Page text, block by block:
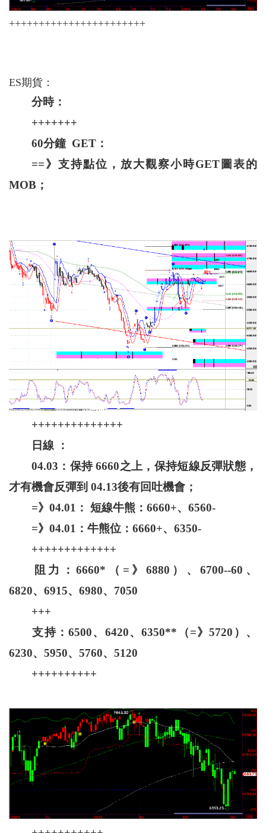
+++++++++++++++++++++++
ES期貨：
分時：
+++++++
60分鐘 GET：
==》支持點位，放大觀察小時GET圖表的
MOB；
++++++++++++++
日線 ：
04.03：保持 6660之上，保持短線反彈狀態，
才有機會反彈到 04.13後有回吐機會；
=》04.01： 短線牛熊：6660+、6560-
=》04.01：牛熊位：6660+、6350-
+++++++++++++
阻力：6660*（=》6880）、6700--60、
6820、6915、6980、7050
+++
支持：6500、6420、6350**（=》5720）、
6230、5950、5760、5120
++++++++++